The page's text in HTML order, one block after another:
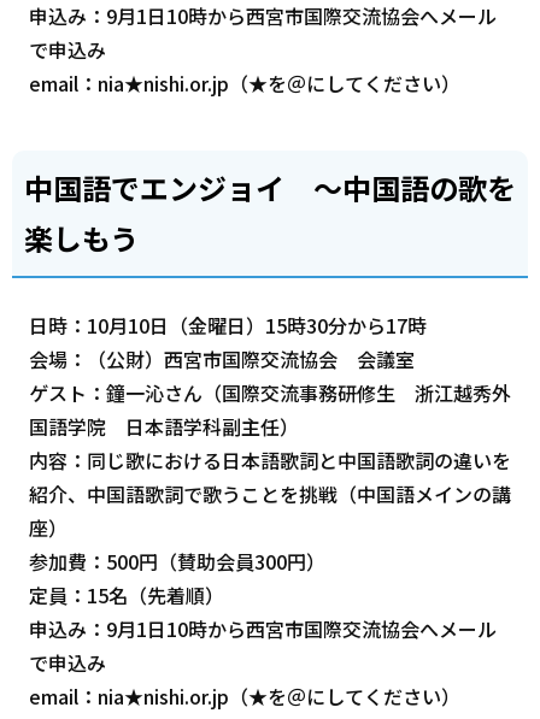
申込み：9月1日10時から西宮市国際交流協会へメール
で申込み
email：nia★nishi.or.jp（★を＠にしてください）
中国語でエンジョイ ～中国語の歌を
楽しもう
日時：10月10日（金曜日）15時30分から17時
会場：（公財）西宮市国際交流協会 会議室
ゲスト：鐘一沁さん（国際交流事務研修生 浙江越秀外
国語学院 日本語学科副主任）
内容：同じ歌における日本語歌詞と中国語歌詞の違いを
紹介、中国語歌詞で歌うことを挑戦（中国語メインの講
座）
参加費：500円（賛助会員300円）
定員：15名（先着順）
申込み：9月1日10時から西宮市国際交流協会へメール
で申込み
email：nia★nishi.or.jp（★を＠にしてください）